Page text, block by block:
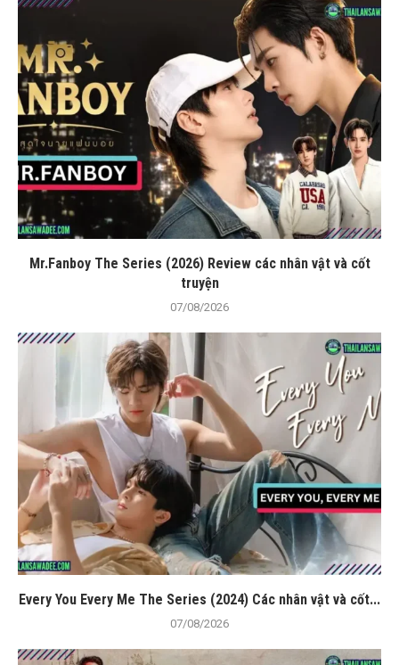
Mr.Fanboy The Series (2026) Review các nhân vật và cốt
truyện
07/08/2026
Every You Every Me The Series (2024) Các nhân vật và cốt...
07/08/2026